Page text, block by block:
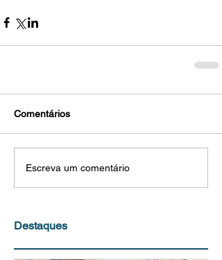
Comentários
Escreva um comentário
Destaques